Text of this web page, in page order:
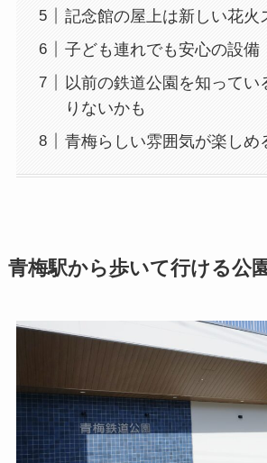
記念館の屋上は新しい花火
子ども連れでも安心の設備
以前の鉄道公園を知ってい
りないかも
青梅らしい雰囲気が楽しめ
青梅駅から歩いて行ける公